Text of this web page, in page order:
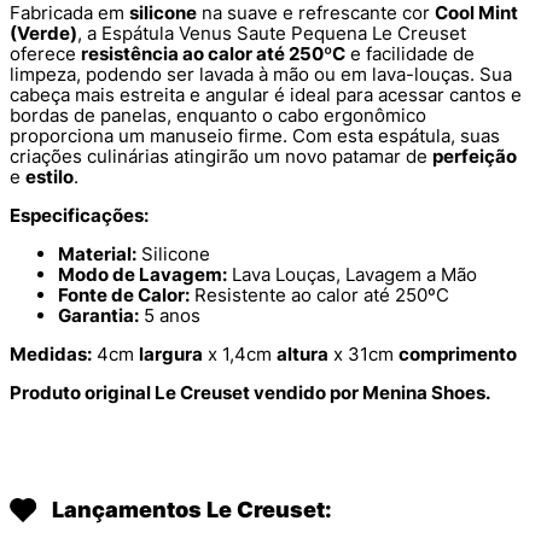
Fabricada em silicone na suave e refrescante cor Cool Mint
(Verde), a Espátula Venus Saute Pequena Le Creuset
oferece resistência ao calor até 250ºC e facilidade de
limpeza, podendo ser lavada à mão ou em lava-louças. Sua
cabeça mais estreita e angular é ideal para acessar cantos e
bordas de panelas, enquanto o cabo ergonômico
proporciona um manuseio firme. Com esta espátula, suas
criações culinárias atingirão um novo patamar de perfeição
e estilo.
Especificações:
Material: Silicone
Modo de Lavagem: Lava Louças, Lavagem a Mão
Fonte de Calor: Resistente ao calor até 250ºC
Garantia: 5 anos
Medidas: 4cm largura x 1,4cm altura x 31cm comprimento
Produto original Le Creuset vendido por Menina Shoes.
Lançamentos Le Creuset: